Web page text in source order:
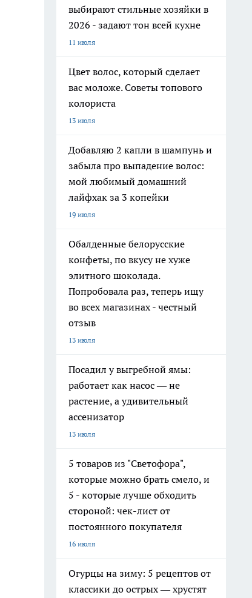
выбирают стильные хозяйки в
2026 - задают тон всей кухне
11 июля
Цвет волос, который сделает
вас моложе. Советы топового
колориста
13 июля
Добавляю 2 капли в шампунь и
забыла про выпадение волос:
мой любимый домашний
лайфхак за 3 копейки
19 июля
Обалденные белорусские
конфеты, по вкусу не хуже
элитного шоколада.
Попробовала раз, теперь ищу
во всех магазинах - честный
отзыв
13 июля
Посадил у выгребной ямы:
работает как насос — не
растение, а удивительный
ассенизатор
13 июля
5 товаров из "Светофора",
которые можно брать смело, и
5 - которые лучше обходить
стороной: чек-лист от
постоянного покупателя
16 июля
Огурцы на зиму: 5 рецептов от
классики до острых — хрустят